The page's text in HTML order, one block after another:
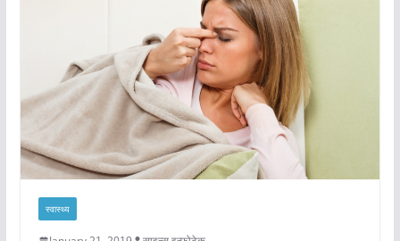
स्वास्थ्य